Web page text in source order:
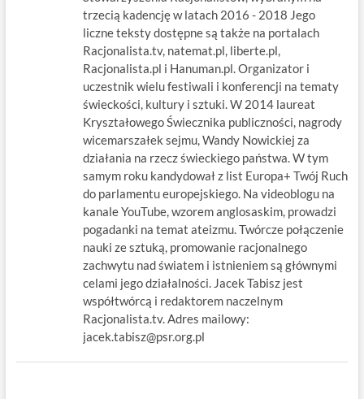
trzecią kadencję w latach 2016 - 2018 Jego
liczne teksty dostępne są także na portalach
Racjonalista.tv, natemat.pl, liberte.pl,
Racjonalista.pl i Hanuman.pl. Organizator i
uczestnik wielu festiwali i konferencji na tematy
świeckości, kultury i sztuki. W 2014 laureat
Kryształowego Świecznika publiczności, nagrody
wicemarszałek sejmu, Wandy Nowickiej za
działania na rzecz świeckiego państwa. W tym
samym roku kandydował z list Europa+ Twój Ruch
do parlamentu europejskiego. Na videoblogu na
kanale YouTube, wzorem anglosaskim, prowadzi
pogadanki na temat ateizmu. Twórcze połączenie
nauki ze sztuką, promowanie racjonalnego
zachwytu nad światem i istnieniem są głównymi
celami jego działalności. Jacek Tabisz jest
współtwórcą i redaktorem naczelnym
Racjonalista.tv. Adres mailowy:
jacek.tabisz@psr.org.pl